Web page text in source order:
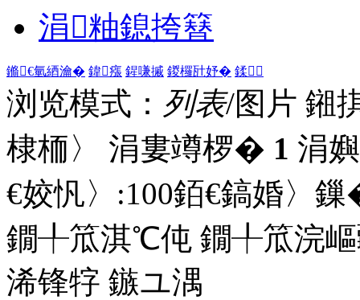
涓粙鎴挎簮
鏅€氫綇瀹� 鍏瘬 鍟嗛摵 鍐欏瓧妤� 鍒
浏览模式： 列表/图片 鎺
棣栭〉 涓婁竴椤� 1 涓
€姣忛〉:100銆€鎬婚〉
鐗╀笟淇℃伅 鐗╀笟浣
浠锋牸 鏃ユ湡